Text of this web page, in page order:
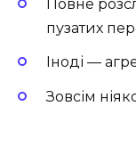
Повне
пузатих
Іноді —
Зовсім